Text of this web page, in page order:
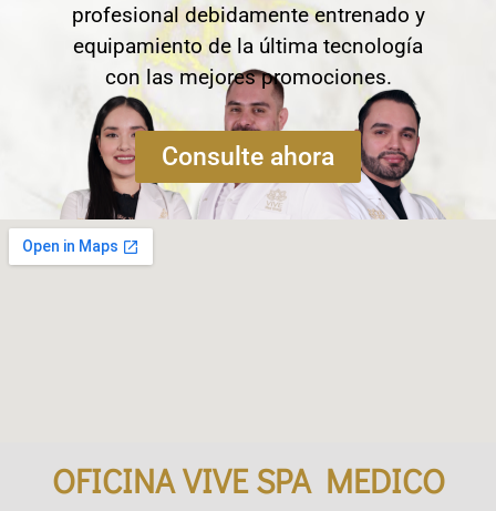
profesional debidamente entrenado y
equipamiento de la última tecnología
con las mejores promociones.
Consulte ahora
OFICINA VIVE SPA MEDICO